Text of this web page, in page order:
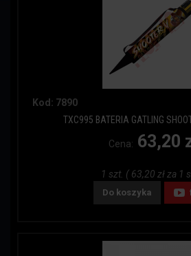
Kod: 7890
TXC995 BATERIA GATLING
Cena: 63,20
1 szt. ( 63,20 zł za 1
Do koszyka